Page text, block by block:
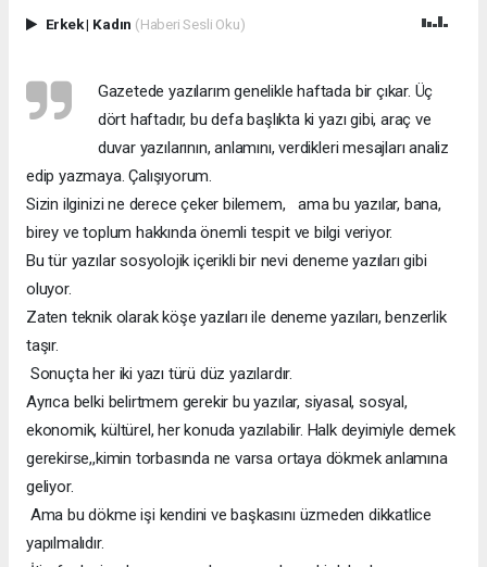
Erkek| Kadın (Haberi Sesli Oku)
Gazetede yazılarım genelikle haftada bir çıkar. Üç
dört haftadır, bu defa başlıkta ki yazı gibi, araç ve
duvar yazılarının, anlamını, verdikleri mesajları analiz
edip yazmaya. Çalışıyorum.
Sizin ilginizi ne derece çeker bilemem, ama bu yazılar, bana,
birey ve toplum hakkında önemli tespit ve bilgi veriyor.
Bu tür yazılar sosyolojik içerikli bir nevi deneme yazıları gibi
oluyor.
Zaten teknik olarak köşe yazıları ile deneme yazıları, benzerlik
taşır.
Sonuçta her iki yazı türü düz yazılardır.
Ayrıca belki belirtmem gerekir bu yazılar, siyasal, sosyal,
ekonomik, kültürel, her konuda yazılabilir. Halk deyimiyle demek
gerekirse,,kimin torbasında ne varsa ortaya dökmek anlamına
geliyor.
Ama bu dökme işi kendini ve başkasını üzmeden dikkatlice
yapılmalıdır.